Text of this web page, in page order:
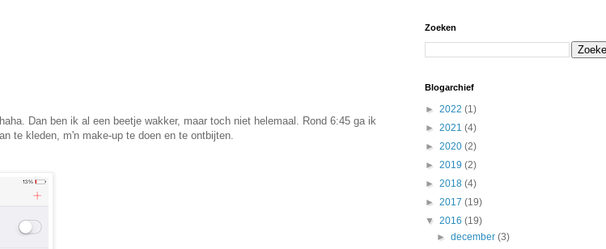
Dan ben ik al een beetje wakker, maar toch niet helemaal. Rond 6:45 ga ik
te kleden, m'n make-up te doen en te ontbijten.
Zoeken
Blogarchief
► 2022 (1)
► 2021 (4)
► 2020 (2)
► 2019 (2)
► 2018 (4)
► 2017 (19)
▼ 2016 (19)
►december(3)